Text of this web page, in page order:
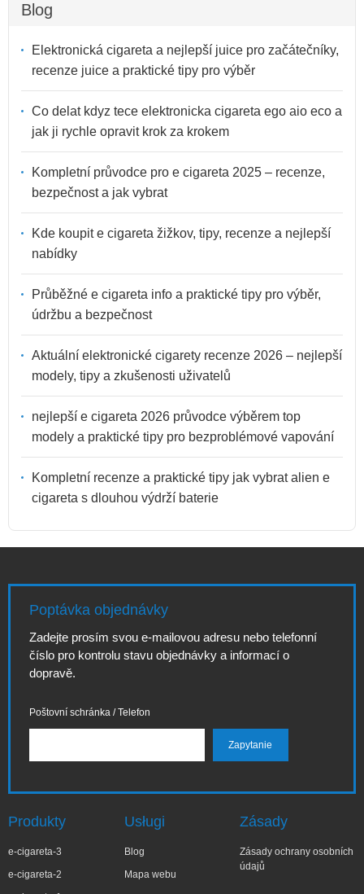
Blog
Elektronická cigareta a nejlepší juice pro začátečníky,
recenze juice a praktické tipy pro výběr
Co delat kdyz tece elektronicka cigareta ego aio eco a
jak ji rychle opravit krok za krokem
Kompletní průvodce pro e cigareta 2025 – recenze,
bezpečnost a jak vybrat
Kde koupit e cigareta žižkov, tipy, recenze a nejlepší
nabídky
Průběžné e cigareta info a praktické tipy pro výběr,
údržbu a bezpečnost
Aktuální elektronické cigarety recenze 2026 – nejlepší
modely, tipy a zkušenosti uživatelů
nejlepší e cigareta 2026 průvodce výběrem top
modely a praktické tipy pro bezproblémové vapování
Kompletní recenze a praktické tipy jak vybrat alien e
cigareta s dlouhou výdrží baterie
Poptávka objednávky
Zadejte prosím svou e-mailovou adresu nebo telefonní
číslo pro kontrolu stavu objednávky a informací o
dopravě.
Poštovní schránka / Telefon
Produkty
e-cigareta-3
e-cigareta-2
Usługi
Blog
Mapa webu
Zásady
Zásady ochrany osobních
údajů